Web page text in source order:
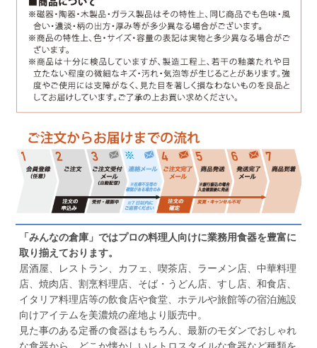
「みんなの倉庫」ではプロの料理人向けに業務用食器を豊富に
取り揃えております。
居酒屋、レストラン、カフェ、喫茶店、ラーメン店、中華料理
店、焼肉店、割烹料理店、そば・うどん店、すし店、和食店、
イタリア料理店等の飲食店や食堂、ホテルや旅館等の宿泊施設
向けアイテムを美濃焼の産地より販売中。
見た事のある定番の食器はもちろん、最新のモダンでおしゃれ
な食器から、どこか懐かしいレトロスタイルな食器など種類を